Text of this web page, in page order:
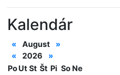
Kalendár
« August
»
«
2026
»
PoUt St Št Pi So Ne